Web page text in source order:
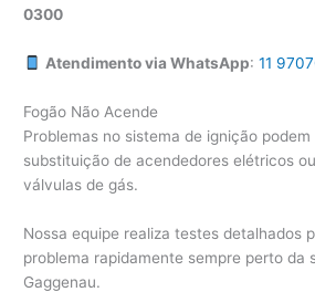
0300
Atendimento via WhatsApp: 11
Fogão Não Acende
Problemas no sistema de ignição
substituição de acendedores elétricos
válvulas de gás.
Nossa equipe realiza testes detalhados
problema rapidamente sempre perto da
Gaggenau.